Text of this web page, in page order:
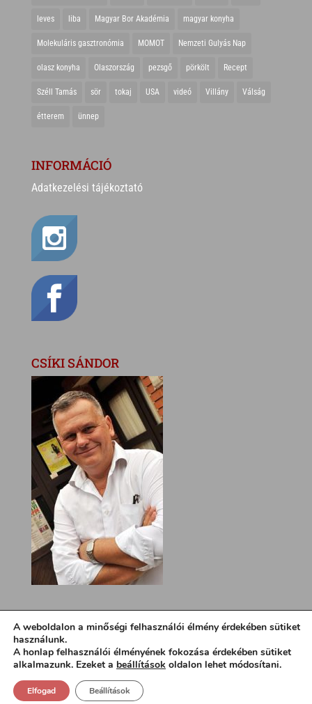
leves liba Magyar Bor Akadémia magyar konyha
Molekuláris gasztronómia MOMOT Nemzeti Gulyás Nap
olasz konyha Olaszország pezsgő pörkölt Recept
Széll Tamás sör tokaj USA videó Villány Válság
étterem ünnep
INFORMÁCIÓ
Adatkezelési tájékoztató
CSÍKI SÁNDOR
Design:
A weboldalon a minőségi felhasználói élmény érdekében sütiket
használunk.
A honlap felhasználói élményének fokozása érdekében sütiket
alkalmazunk. Ezeket a beállítások oldalon lehet módosítani.
Elfogad Beállítások